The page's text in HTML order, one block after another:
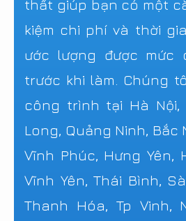
thất giúp bạn có một
kiệm chi phí và thời
ước lượng được mức
trước khi làm. Chúng
công trình tại Hà Nội,
Long, Quảng Ninh, Bắc
Vĩnh Phúc, Hưng Yên,
Vĩnh Yên, Thái Bình,
Thanh Hóa, Tp Vinh,